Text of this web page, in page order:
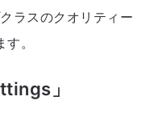
ラスのクオリティー
。
」